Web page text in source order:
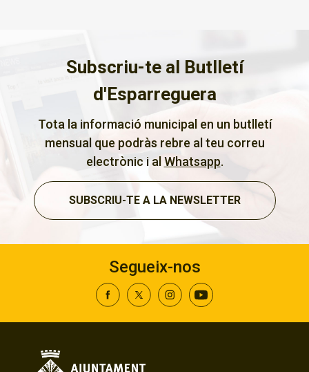
Subscriu-te al Butlletí
d'Esparreguera
Tota la informació municipal en un butlletí
mensual que podràs rebre al teu correu
electrònic i alWhatsapp.
SUBSCRIU-TE A LA NEWSLETTER
Segueix-nos